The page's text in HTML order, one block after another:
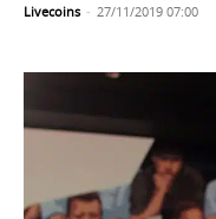
Livecoins - 27/11/2019 07:00